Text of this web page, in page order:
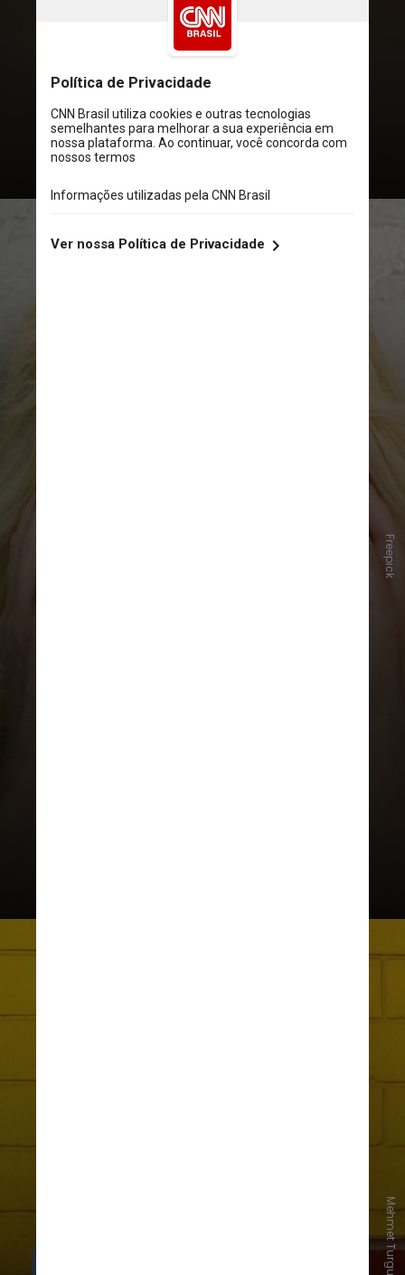
por idade (uma técnica estatística
usada para explicar as mudanças na
estrutura populacional ao longo do
tempo) na população diminuiu
5,53% entre 1990 e 2021
Freepick